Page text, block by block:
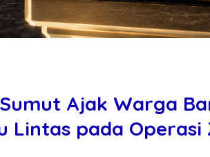
Ajak Warga
Lintas pada Operasi